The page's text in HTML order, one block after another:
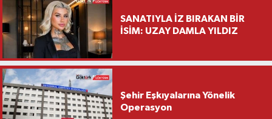
SANATIYLA İZ BIRAKAN BİR
İSİM: UZAY DAMLA YILDIZ
Şehir Eşkıyalarına Yönelik
Operasyon